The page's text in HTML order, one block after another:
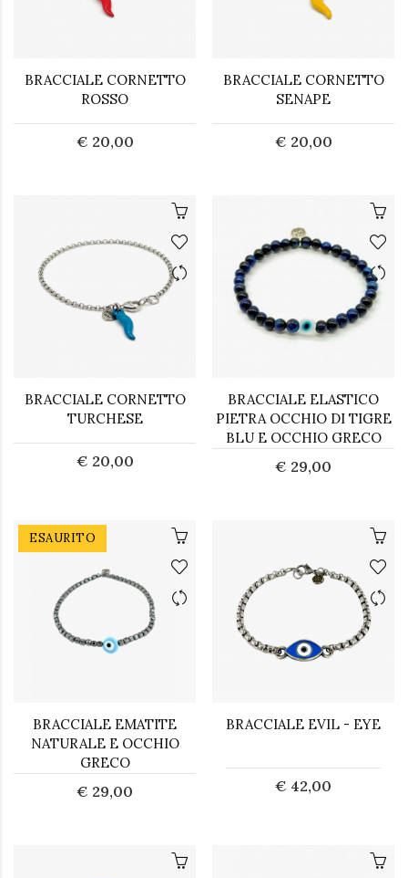
BRACCIALE CORNETTO
ROSSO
€ 20,00
BRACCIALE CORNETTO
SENAPE
€ 20,00
BRACCIALE CORNETTO
TURCHESE
€ 20,00
BRACCIALE ELASTICO
PIETRA OCCHIO DI TIGRE
BLU E OCCHIO GRECO
€ 29,00
ESAURITO
BRACCIALE EMATITE
NATURALE E OCCHIO
GRECO
€ 29,00
BRACCIALE EVIL - EYE
€ 42,00